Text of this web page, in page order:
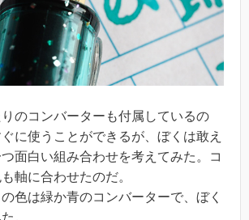
のコンバーターも付属しているの
に使うことができるが、ぼくは敢え
面白い組み合わせを考えてみた。コ
軸に合わせたのだ。
色は緑か青のコンバーターで、ぼく
。